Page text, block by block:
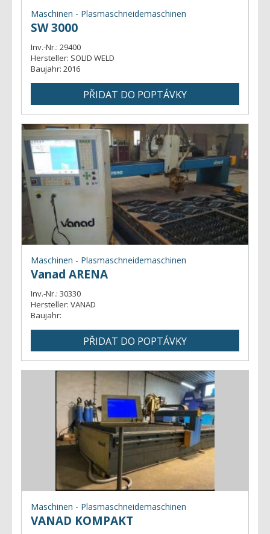
Maschinen - Plasmaschneidemaschinen
SW 3000
Inv.-Nr.: 29400
Hersteller: SOLID WELD
Baujahr: 2016
Maschinen - Plasmaschneidemaschinen
Vanad ARENA
Inv.-Nr.: 30330
Hersteller: VANAD
Baujahr:
Maschinen - Plasmaschneidemaschinen
VANAD KOMPAKT